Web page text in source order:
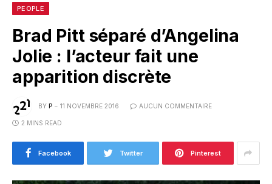
PEOPLE
Brad Pitt séparé d’Angelina
Jolie : l’acteur fait une
apparition discrète
BY P 11 NOVEMBRE 2016 AUCUN COMMENTAIRE
2 MINS READ
Facebook Twitter Pinterest